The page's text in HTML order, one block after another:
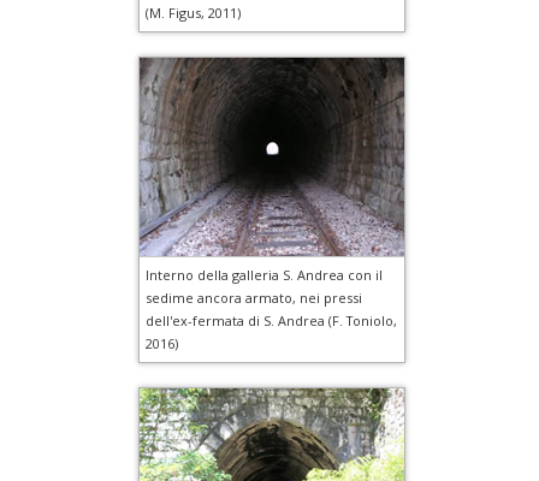
(M. Figus, 2011)
Interno della galleria S. Andrea con il
sedime ancora armato, nei pressi
dell'ex-fermata di S. Andrea (F. Toniolo,
2016)